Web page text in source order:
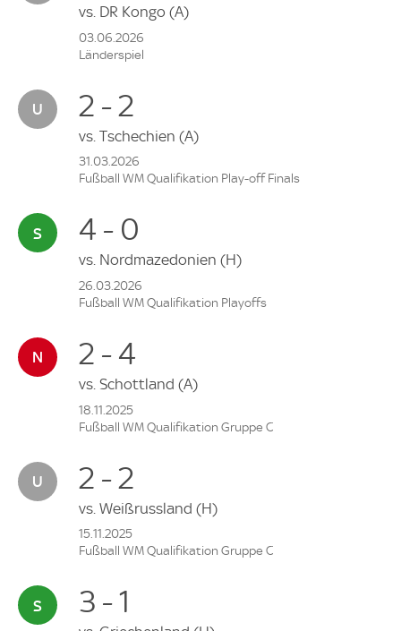
vs. DR Kongo (A)
03.06.2026
Länderspiel
2 - 2
vs. Tschechien (A)
31.03.2026
Fußball WM Qualifikation Play-off Finals
4 - 0
vs. Nordmazedonien (H)
26.03.2026
Fußball WM Qualifikation Playoffs
2 - 4
vs. Schottland (A)
18.11.2025
Fußball WM Qualifikation Gruppe C
2 - 2
vs. Weißrussland (H)
15.11.2025
Fußball WM Qualifikation Gruppe C
3 - 1